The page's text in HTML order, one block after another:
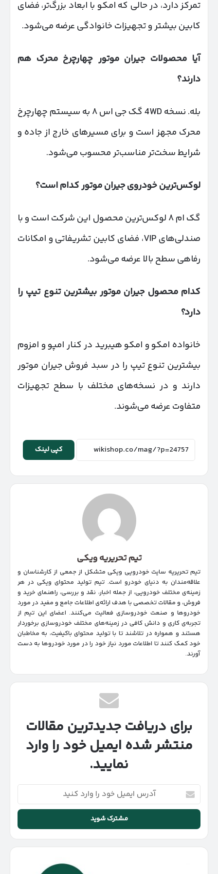
تمرکز دارد، در حالی که امکو با ابعاد بزرگ‌تر، فضای
کابین بیشتر و تجهیزات خانوادگی عرضه می‌شود.
آیا محصولات جیران موتور چهارچرخ محرک هم
دارند؟
بله. نسخه 4WD گک جی اس ۸ به سیستم چهارچرخ
محرک مجهز است و برای مسیرهای خارج از جاده و
شرایط سخت‌تر مناسب‌تر محسوب می‌شود.
لوکس‌ترین خودروی جیران موتور کدام است؟
گک ام ۸ لوکس‌ترین محصول این شرکت است و با
صندلی‌های VIP، فضای کابین تشریفاتی و امکانات
رفاهی سطح بالا عرضه می‌شود.
کدام محصول جیران موتور بیشترین تنوع تیپ را
دارد؟
خانواده امکو و امکو هیبرید در کنار امپو و امزوم
بیشترین تنوع تیپ را در سبد فروش جیران موتور
دارند و در نسخه‌های مختلف با سطح تجهیزات
متفاوت عرضه می‌شوند.
کپی لینک
تیم تحریریه ویکی
تیم تحریریه سایت خودرویی ویکی متشکل از جمعی از کارشناسان و
علاقه‌مندان به دنیای خودرو است. تیم تولید محتوای ویکی در هر
زمینه‌‌ی مختلف خودرویی، از جمله اخبار، نقد و بررسی، راهنمای خرید و
فروش، و مقالات تخصصی با هدف ارائه‌ی اطلاعات جامع و مفید در مورد
خودروها و صنعت خودروسازی فعالیت می‌کنند. اعضای این تیم از
تجربه‌ی کاری و دانش کافی در زمینه‌های مختلف خودروسازی برخوردار
هستند و همواره در تلاشند تا با تولید محتوای باکیفیت، به مخاطبان
خود کمک کنند تا اطلاعات مورد نیاز خود را در مورد خودروها به دست
آورند.
برای دریافت جدیدترین مقالات
منتشر شده ایمیل خود را وارد
نمایید.
آدرس
ایمیل
خود
وارد
کنید